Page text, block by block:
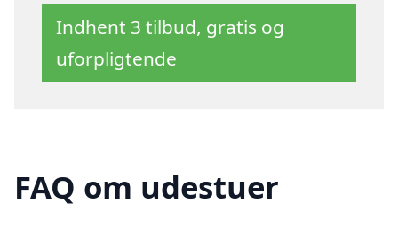
Indhent 3 tilbud, gratis og
uforpligtende
FAQ om udestuer